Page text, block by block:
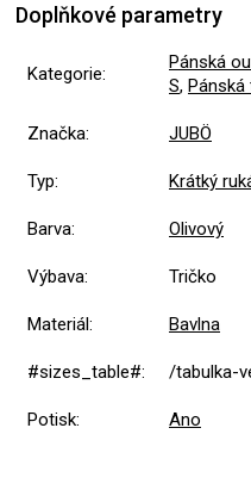
Doplňkové parametry
Kategorie:
Pánská
S, Pánská
Značka: JUBÖ
Typ: Krátký
Barva: Olivový
Výbava: Tričko
Materiál: Bavlna
#sizes_table#: /tabulka-
Potisk: Ano